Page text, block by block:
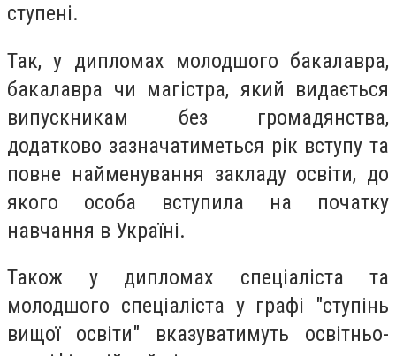
ступені.
Так, у дипломах молодшого бакалавра,
бакалавра чи магістра, який видається
випускникам без громадянства,
додатково зазначатиметься рік вступу та
повне найменування закладу освіти, до
якого особа вступила на початку
навчання в Україні.
Також у дипломах спеціаліста та
молодшого спеціаліста у графі "ступінь
вищої освіти" вказуватимуть освітньо-